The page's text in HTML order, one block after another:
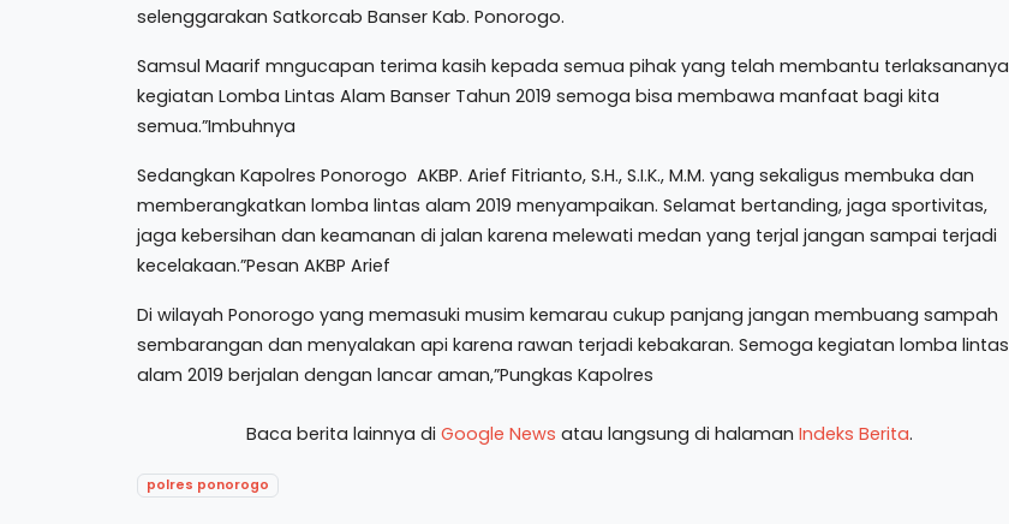
selenggarakan Satkorcab Banser Kab. Ponorogo.
Samsul Maarif mngucapan terima kasih kepada semua pihak yang telah membantu terlaksananya
kegiatan Lomba Lintas Alam Banser Tahun 2019 semoga bisa membawa manfaat bagi kita
semua.”Imbuhnya
Sedangkan Kapolres Ponorogo AKBP. Arief Fitrianto, S.H., S.I.K., M.M. yang sekaligus membuka dan
memberangkatkan lomba lintas alam 2019 menyampaikan. Selamat bertanding, jaga sportivitas,
jaga kebersihan dan keamanan di jalan karena melewati medan yang terjal jangan sampai terjadi
kecelakaan.”Pesan AKBP Arief
Di wilayah Ponorogo yang memasuki musim kemarau cukup panjang jangan membuang sampah
sembarangan dan menyalakan api karena rawan terjadi kebakaran. Semoga kegiatan lomba lintas
alam 2019 berjalan dengan lancar aman,”Pungkas Kapolres
Baca berita lainnya di Google News atau langsung di halaman Indeks Berita.
polres ponorogo